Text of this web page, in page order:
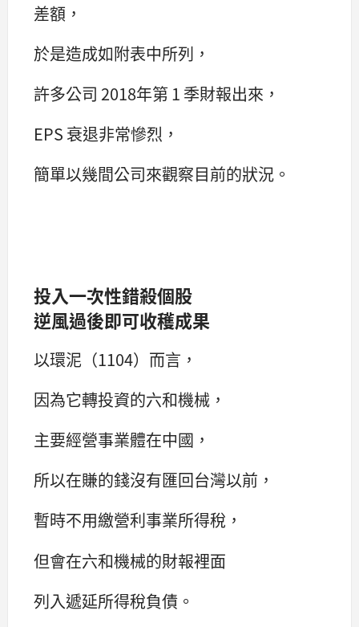
差額，
於是造成如附表中所列，
許多公司 2018年第 1 季財報出來，
EPS 衰退非常慘烈，
簡單以幾間公司來觀察目前的狀況。
投入一次性錯殺個股
逆風過後即可收穫成果
以環泥（1104）而言，
因為它轉投資的六和機械，
主要經營事業體在中國，
所以在賺的錢沒有匯回台灣以前，
暫時不用繳營利事業所得稅，
但會在六和機械的財報裡面
列入遞延所得稅負債。